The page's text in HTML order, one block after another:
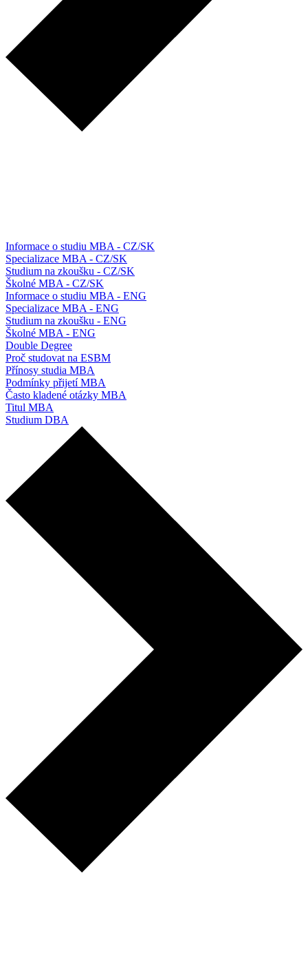
Informace o studiu MBA - CZ/SK
Specializace MBA - CZ/SK
Studium na zkoušku - CZ/SK
Školné MBA - CZ/SK
Informace o studiu MBA - ENG
Specializace MBA - ENG
Studium na zkoušku - ENG
Školné MBA - ENG
Double Degree
Proč studovat na ESBM
Přínosy studia MBA
Podmínky přijetí MBA
Často kladené otázky MBA
Titul MBA
Studium DBA